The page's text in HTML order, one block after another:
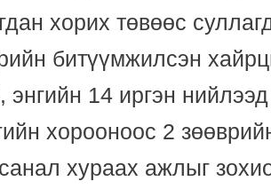
хорих төвөөс
битүүмжилсэн
энгийн 14 иргэн
хорооноос 2
хураах ажлыг